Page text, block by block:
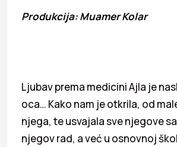
Produkcija: Muamer Kolar
Ljubav prema medicini Ajla je
oca… Kako nam je otkrila, od
njega, te usvajala sve njegove
njegov rad, a već u osnovnoj